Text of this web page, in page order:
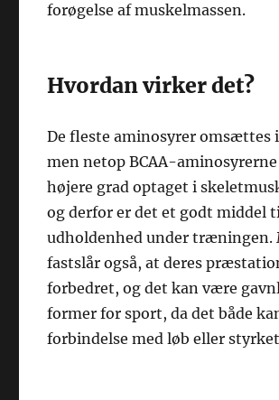
forøgelse af muskelmassen.
Hvordan virker det?
De fleste aminosyrer omsættes
men netop BCAA-
højere grad optaget i
og derfor er det et godt middel
udholdenhed under træningen.
fastslår også, at deres
forbedret, og det kan være
former for sport, da det både
forbindelse med løb eller